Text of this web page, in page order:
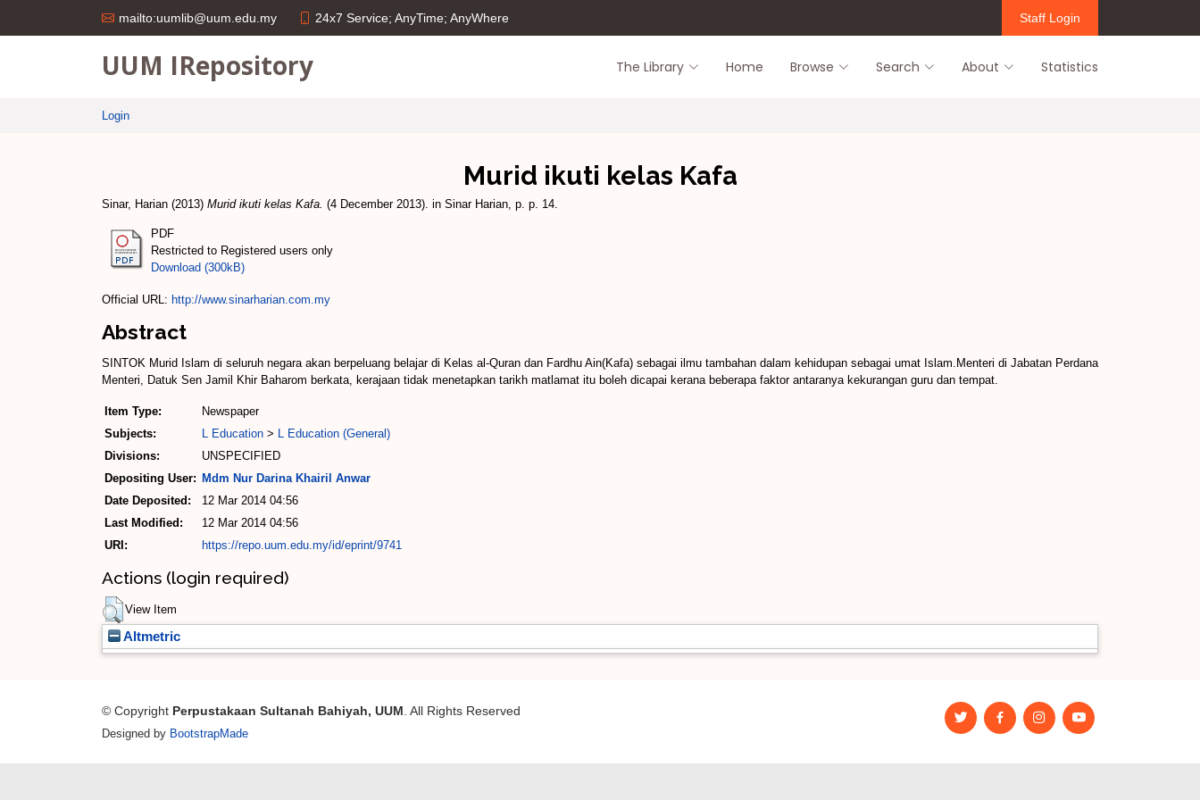
mailto:uumlib@uum.edu.my 24x7 Service; AnyTime; AnyWhere Staff Login
UUM IRepository The Library Home Browse Search About Statistics
Login
Murid ikuti kelas Kafa
Sinar, Harian (2013) Murid ikuti kelas Kafa. (4 December 2013). in Sinar Harian, p. p. 14.
PDF
Restricted to Registered users only
Download (300kB)
Official URL: http://www.sinarharian.com.my
Abstract
SINTOK Murid Islam di seluruh negara akan berpeluang belajar di Kelas al-Quran dan Fardhu Ain(Kafa) sebagai ilmu tambahan dalam kehidupan sebagai umat Islam.Menteri di Jabatan Perdana
Menteri, Datuk Sen Jamil Khir Baharom berkata, kerajaan tidak menetapkan tarikh matlamat itu boleh dicapai kerana beberapa faktor antaranya kekurangan guru dan tempat.
Item Type:
Newspaper
Subjects:
L Education > L Education (General)
Divisions:
UNSPECIFIED
Depositing User: Mdm Nur Darina Khairil Anwar
Date Deposited:
12 Mar 2014 04:56
Last Modified:
12 Mar 2014 04:56
URI:
https://repo.uum.edu.my/id/eprint/9741
Actions (login required)
View Item
Altmetric
© Copyright Perpustakaan Sultanah Bahiyah, UUM . All Rights Reserved
Designed by BootstrapMade